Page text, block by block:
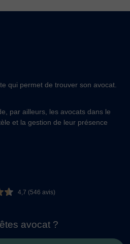
qui permet de trouver son avocat.
par ailleurs, les avocats dans le
et la gestion de leur présence
4,7 (546 avis)
avocat ?